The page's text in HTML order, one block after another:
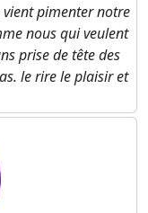
pimenter notre
nous qui veulent
prise de tête des
le rire le plaisir et